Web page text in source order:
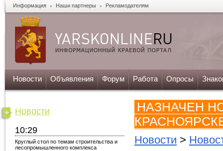
Информация Наши партнеры Рекламодателям
Новости Объявления Форум Работа Опросы
Новости
10:29
Круглый стол по темам строительства и
лесопромышленного комплекса
НАЗНАЧЕН
Новости >